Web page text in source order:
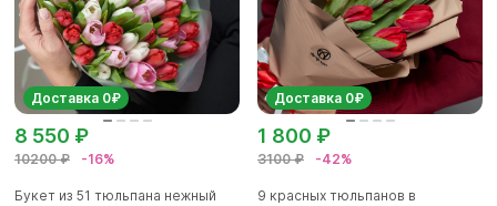
Доставка 0₽
10200 ₽ -16%
8 550 ₽
Букет из 51 тюльпана нежный
Доставка 0₽
3100 ₽ -42%
1 800 ₽
9 красных тюльпанов в